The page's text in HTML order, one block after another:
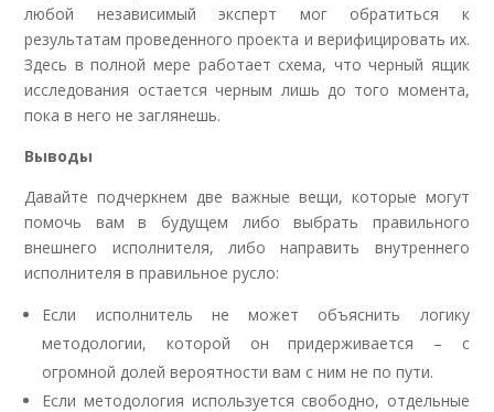
любой независимый эксперт мог обратиться к
результатам проведенного проекта и верифицировать их.
Здесь в полной мере работает схема, что черный ящик
исследования остается черным лишь до того момента,
пока в него не заглянешь.
Выводы
Давайте подчеркнем две важные вещи, которые могут
помочь вам в будущем либо выбрать правильного
внешнего исполнителя, либо направить внутреннего
исполнителя в правильное русло:
Если исполнитель не может объяснить логику
методологии, которой он придерживается – с
огромной долей вероятности вам с ним не по пути.
Если методология используется свободно, отдельные